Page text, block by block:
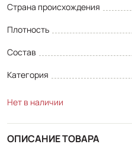
Страна происхождения
Плотность
Состав
Категория
Нет в наличии
ОПИСАНИЕ ТОВАРА